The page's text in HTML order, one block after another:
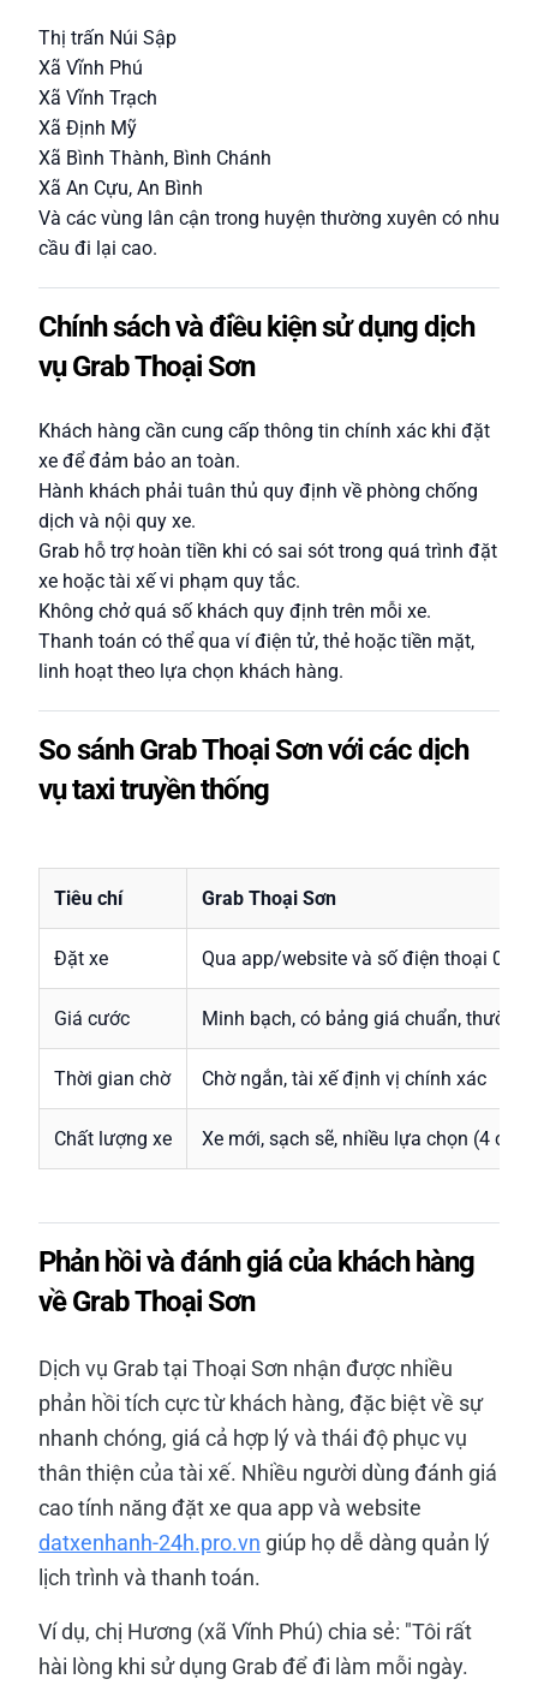
Thị trấn Núi Sập
Xã Vĩnh Phú
Xã Vĩnh Trạch
Xã Định Mỹ
Xã Bình Thành, Bình Chánh
Xã An Cựu, An Bình
Và các vùng lân cận trong huyện thường xuyên có nhu
cầu đi lại cao.
Chính sách và điều kiện sử dụng dịch
vụ Grab Thoại Sơn
Khách hàng cần cung cấp thông tin chính xác khi đặt
xe để đảm bảo an toàn.
Hành khách phải tuân thủ quy định về phòng chống
dịch và nội quy xe.
Grab hỗ trợ hoàn tiền khi có sai sót trong quá trình đặt
xe hoặc tài xế vi phạm quy tắc.
Không chở quá số khách quy định trên mỗi xe.
Thanh toán có thể qua ví điện tử, thẻ hoặc tiền mặt,
linh hoạt theo lựa chọn khách hàng.
So sánh Grab Thoại Sơn với các dịch
vụ taxi truyền thống
Tiêu chí Grab Thoại Sơn
Đặt xe Qua app/website và số điện thoại
Giá cước Minh bạch, có bảng giá chuẩn, thường
Thời gian chờ Chờ ngắn, tài xế định vị chính xác
Chất lượng xe Xe mới, sạch sẽ, nhiều lựa chọn (4 chỗ,
Phản hồi và đánh giá của khách hàng
về Grab Thoại Sơn
Dịch vụ Grab tại Thoại Sơn nhận được nhiều
phản hồi tích cực từ khách hàng, đặc biệt về sự
nhanh chóng, giá cả hợp lý và thái độ phục vụ
thân thiện của tài xế. Nhiều người dùng đánh giá
cao tính năng đặt xe qua app và website
datxenhanh-24h.pro.vn giúp họ dễ dàng quản lý
lịch trình và thanh toán.
Ví dụ, chị Hương (xã Vĩnh Phú) chia sẻ: "Tôi rất
hài lòng khi sử dụng Grab để đi làm mỗi ngày.